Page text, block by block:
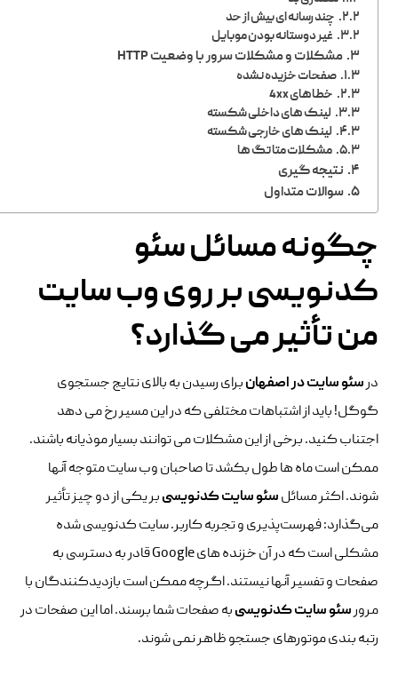
چند رسانه ای بیش از حد
غیر دوستانه بودن موبایل
مشکلات و مشکلات سرور با وضعیت HTTP
صفحات خزیده نشده
خطاهای 4xx
لینک های داخلی شکسته
لینک های خارجی شکسته
مشکلات متا تگ ها
نتیجه گیری
سوالات متداول
چگونه مسائل سئو
کدنویسی بر روی وب سایت
من تأثیر می گذارد؟
درسئو سایت در اصفهانبرای رسیدن به بالای نتایج جستجوی
گوگل! باید از اشتباهات مختلفی که در این مسیر رخ می دهد
اجتناب کنید. برخی از این مشکلات می توانند بسیار موذیانه باشند.
ممکن است ماه ها طول بکشد تا صاحبان وب سایت متوجه آنها
شوند. اکثر مسائلسئوسایت کدنویسیبر یکی از دو چیز تأثیر
می‌گذارد: فهرست‌پذیری و تجربه کاربر. سایت کدنویسی شده
مشکلی است که در آن خزنده های Google قادر به دسترسی به
صفحات و تفسیر آنها نیستند. اگرچه ممکن است بازدیدکنندگان با
مرورسئو سایت کدنویسیبه صفحات شما برسند. اما این صفحات در
رتبه بندی موتورهای جستجو ظاهر نمی شوند.